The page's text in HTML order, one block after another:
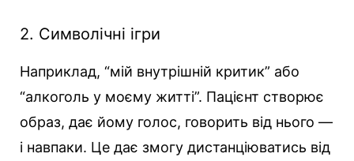
2. Символічні ігри
Наприклад, “мій внутрішній критик” або
“алкоголь у моєму житті”. Пацієнт створює
образ, дає йому голос, говорить від нього —
і навпаки. Це дає змогу дистанціюватись від